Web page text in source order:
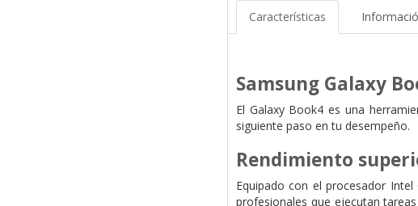
Características
Samsung Galaxy
El Galaxy Book4 es una
siguiente paso en tu desempeño.
Rendimiento
Equipado con el procesador
profesionales que ejecutan